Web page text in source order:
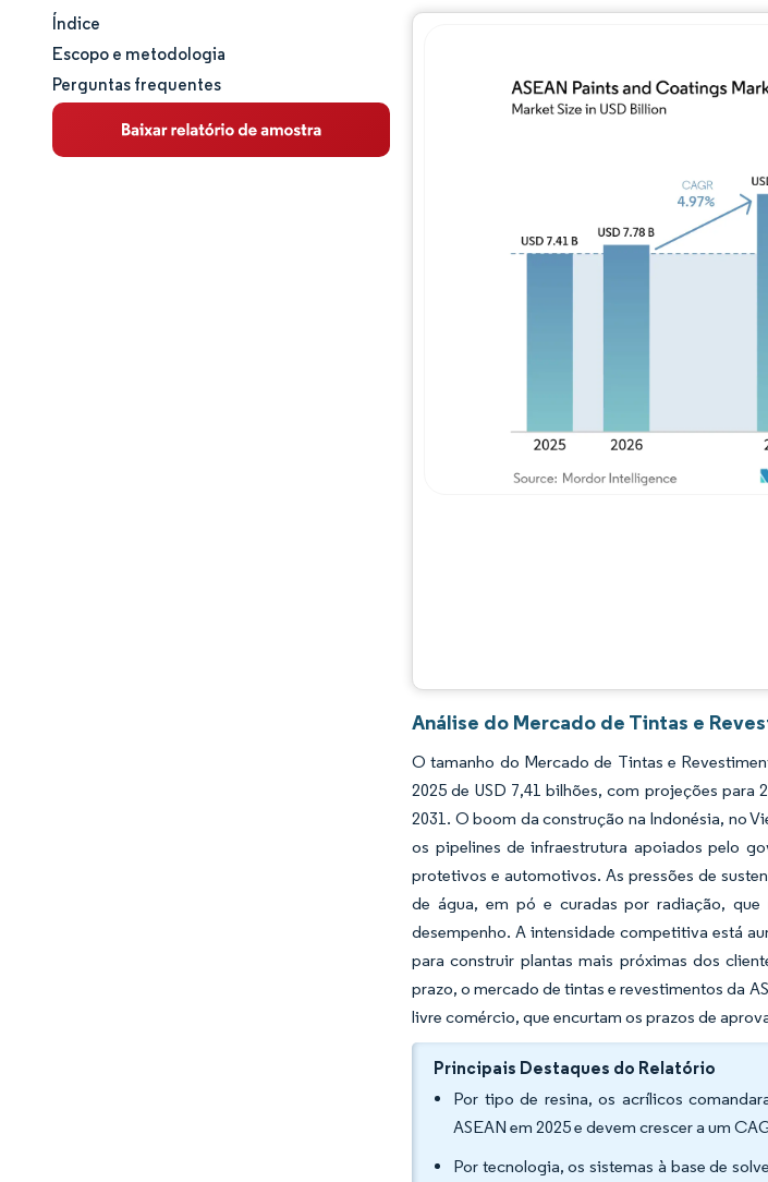
Tamanho e participação de mercado
Análise de mercado
Tendências e insights
Índice
Escopo e metodologia
Perguntas frequentes
Imagem ©
Análise do Mercado de Tintas e
O tamanho do Mercado de Tintas e
2025 de USD 7,41 bilhões, com projeções para
2031. O boom da construção na Indonésia, no
os pipelines de infraestrutura apoiados pelo
protetivos e automotivos. As pressões de
de água, em pó e curadas por radiação,
desempenho. A intensidade competitiva está
para construir plantas mais próximas dos
prazo, o mercado de tintas e revestimentos da
livre comércio, que encurtam os prazos de
Principais Destaques do Relatório
Por tipo de resina, os acrílicos
ASEAN em 2025 e devem crescer a um
Por tecnologia, os sistemas à base de